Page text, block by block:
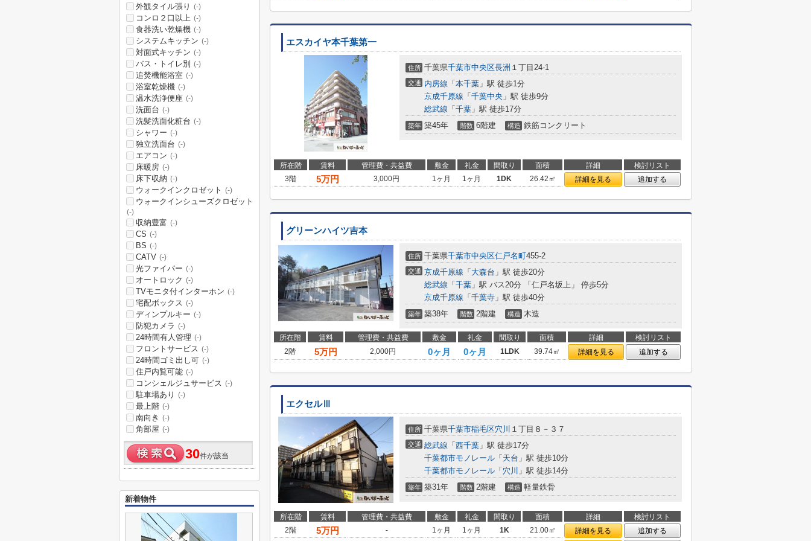
エスカイヤ本千葉第一
住所 千葉県千葉市中央区長洲 １丁目24-1
交通 内房線 「 本千葉 」駅 徒歩1分
京成千原線 「 千葉中央 」駅 徒歩9分
総武線 「 千葉 」駅 徒歩17分
築年 築45年 階数 6階建 構造 鉄筋コンクリート
所在階 賃料 管理費・共益費 敷金 礼金 間取り 面積 詳細
検討リスト
3階
5万円 3,000円 1ヶ月 1ヶ月 1DK 26.42㎡ 詳細を見る 追加する
グリーンハイツ吉本
住所 千葉県千葉市中央区仁戸名町455-2
交通 京成千原線 「 大森台 」駅 徒歩20分
総武線 「 千葉 」駅 バス20分 「仁戸名坂上」 停歩5分
京成千原線 「 千葉寺 」駅 徒歩40分
築年 築38年 階数 2階建 構造 木造
所在階 賃料 管理費・共益費 敷金 礼金 間取り 面積 詳細
検討リスト
2階
5万円 2,000円 0ヶ月 0ヶ月 1LDK 39.74㎡ 詳細を見る 追加する
エクセルⅢ
住所 千葉県千葉市稲毛区穴川 １丁目８－３７
交通 総武線 「 西千葉 」駅 徒歩17分
千葉都市モノレール 「 天台 」駅 徒歩10分
千葉都市モノレール 「 穴川 」駅 徒歩14分
築年 築31年 階数 2階建 構造 軽量鉄骨
所在階 賃料 管理費・共益費 敷金 礼金 間取り 面積 詳細
検討リスト
2階
5万円 - 1ヶ月 1ヶ月 1K 21.00㎡ 詳細を見る
追加する
外観タイル張り (-)
コンロ２口以上 (-)
食器洗い乾燥機 (-)
システムキッチン (-)
対面式キッチン (-)
バス・トイレ別 (-)
追焚機能浴室 (-)
浴室乾燥機 (-)
温水洗浄便座 (-)
洗面台 (-)
洗髪洗面化粧台 (-)
シャワー (-)
独立洗面台 (-)
エアコン (-)
床暖房 (-)
床下収納 (-)
ウォークインクロゼット (-)
ウォークインシューズクロゼット
(-)
収納豊富 (-)
CS (-)
BS (-)
CATV (-)
光ファイバー (-)
オートロック (-)
TVモニタ付インターホン (-)
宅配ボックス (-)
ディンプルキー (-)
防犯カメラ (-)
24時間有人管理 (-)
フロントサービス (-)
24時間ゴミ出し可 (-)
住戸内覧可能 (-)
コンシェルジュサービス (-)
駐車場あり (-)
最上階 (-)
南向き (-)
角部屋 (-)
30件が該当
新着物件